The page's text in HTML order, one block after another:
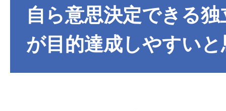
自ら意思決定できる独
が目的達成しやすい